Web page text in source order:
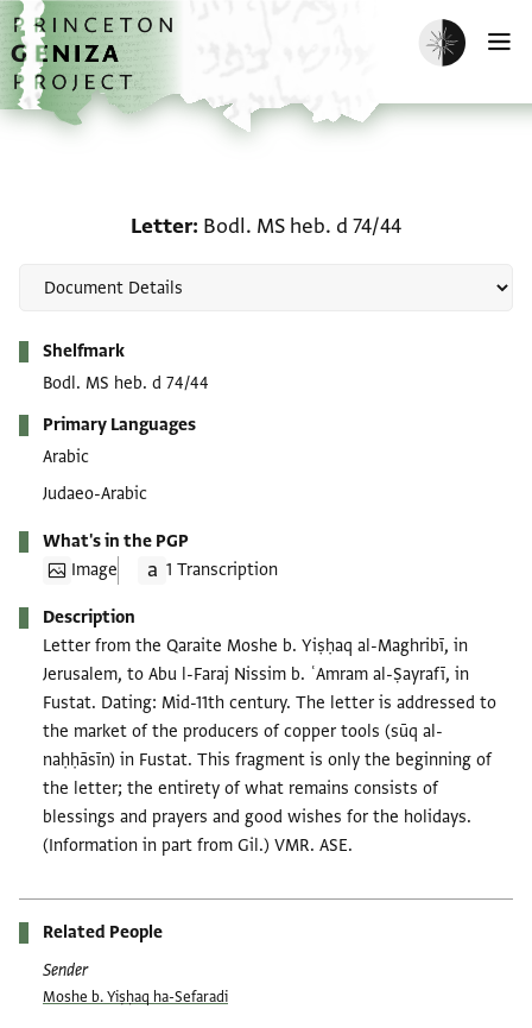
Skip to main content
home
Enable dark
Letter Bodl. MS heb. d 74/44
Shelfmark
Bodl. MS heb. d 74/44
Primary Languages
Arabic
Judaeo-Arabic
What's in the PGP
Image
1 Transcription
Description
Letter from the Qaraite Moshe b. Yiṣḥaq al-Maghribī, in
Jerusalem, to Abu l-Faraj Nissim b. ʿAmram al-Ṣayrafī, in
Fustat. Dating: Mid-11th century. The letter is addressed to
the market of the producers of copper tools (sūq al-
naḥḥāsīn) in Fustat. This fragment is only the beginning of
the letter; the entirety of what remains consists of
blessings and prayers and good wishes for the holidays.
(Information in part from Gil.) VMR. ASE.
Related People
Sender
Moshe b. Yiṣḥaq ha-Sefaradi